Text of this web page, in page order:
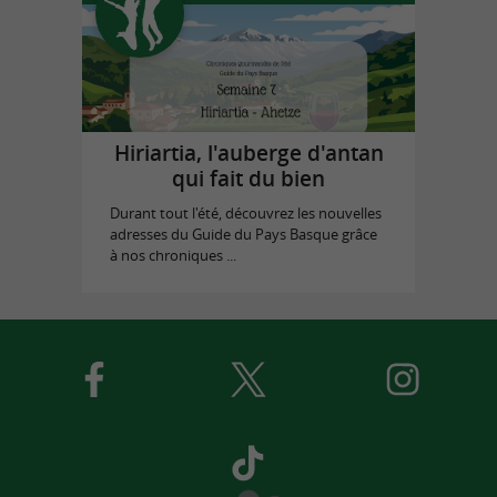
Hiriartia, l'auberge d'antan
qui fait du bien
Durant tout l'été, découvrez les nouvelles
adresses du Guide du Pays Basque grâce
à nos chroniques ...